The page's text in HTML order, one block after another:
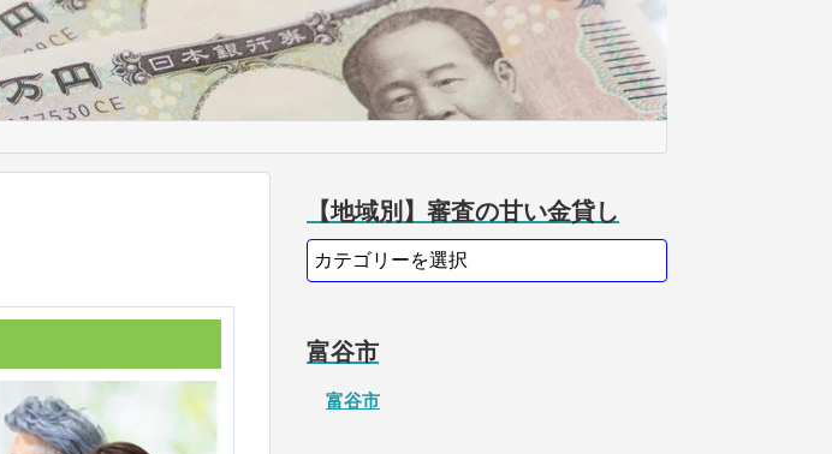
【地域別】審査の甘い金貸し
富谷市
富谷市